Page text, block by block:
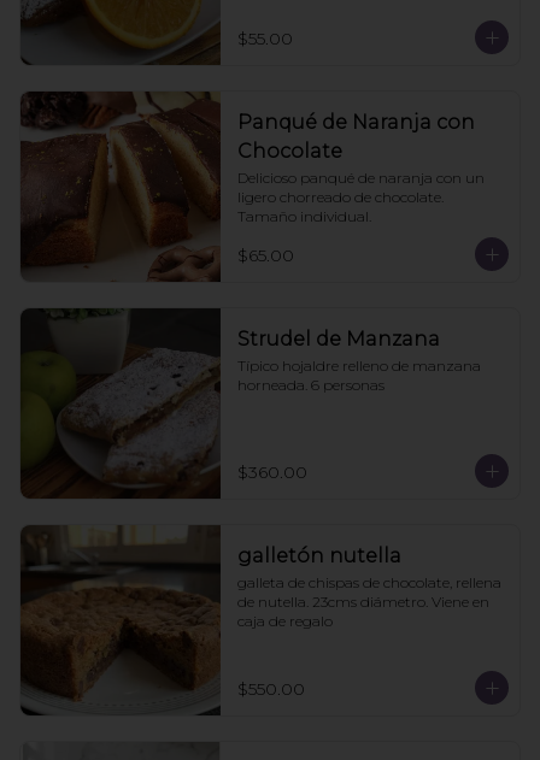
$55.00
Panqué de Naranja con
Chocolate
Delicioso panqué de naranja con un
ligero chorreado de chocolate.
Tamaño individual.
$65.00
Strudel de Manzana
Típico hojaldre relleno de manzana
horneada. 6 personas
$360.00
galletón nutella
galleta de chispas de chocolate, rellena
de nutella. 23cms diámetro. Viene en
caja de regalo
$550.00